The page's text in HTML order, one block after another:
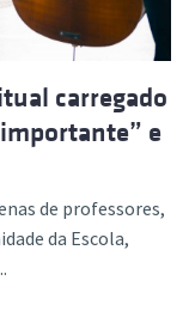
carregado
e
de professores,
da Escola,